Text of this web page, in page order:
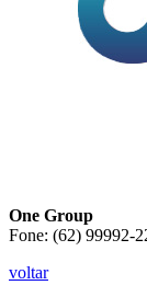
One Group
Fone: (62) 99992-
voltar